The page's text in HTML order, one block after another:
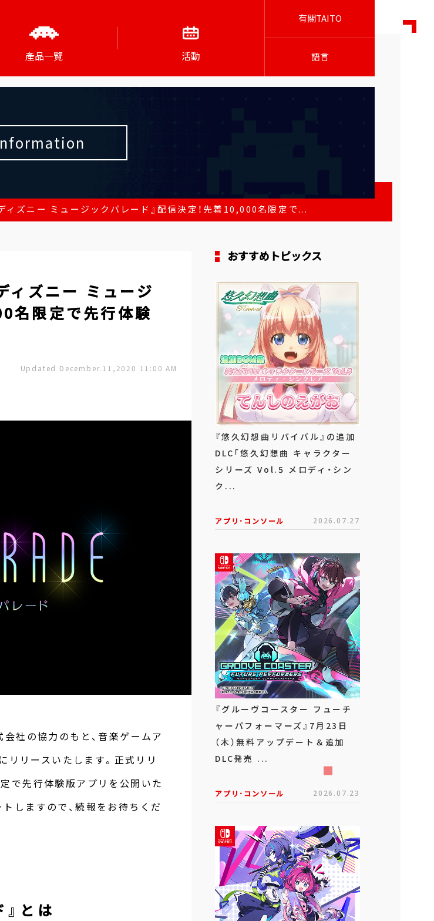
產品一覽 活動
有關TAITO
語言
ィズニー ミュージックパレード』配信決定！先着10,000名限定で...
ィズニー ミュージ
名限定で先行体験
Updated December.11,2020 11:00 AM
会社の協力のもと、音楽ゲームア
リリースいたします。正式リリ
で先行体験版アプリを公開いた
しますので、続報をお待ちくだ
とは
おすすめトピックス
『悠久幻想曲リバイバル』の追加
DLC「悠久幻想曲 キャラクター
シリーズ Vol.5 メロディ・シン
ク...
アプリ･コンソール 2026.07.27
『グルーヴコースター フューチ
ャーパフォーマーズ』7月23日
（木）無料アップデート＆追加
DLC発売 ...
アプリ･コンソール 2026.07.23